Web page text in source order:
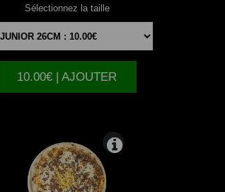
Sélectionnez la taille
10.00€ | AJOUTER